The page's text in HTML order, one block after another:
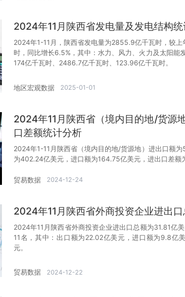
2024年11月陕西省发电量及发电结构
2024年1-11月，陕西省发电量为2855.9亿千瓦时，较
时，同比增长6.5%，其中：水力、风力、火力及太阳能
174亿千瓦时、2486.7亿千瓦时、123.96亿千瓦时。
地区宏观数据 2025-01-01
2024年11月陕西省（境内目的地/货源
口差额统计分析
2024年1-11月陕西省（境内目的地/货源地）进出口额
为402.24亿美元，进口额为164.75亿美元，进出口差额
贸易数据 2024-12-24
2024年11月陕西省外商投资企业进出
2024年11月陕西省外商投资企业进出口总额为31.81亿
11名，其中：出口额为22.02亿美元，进口额为9.8亿
元。
贸易数据 2024-12-22